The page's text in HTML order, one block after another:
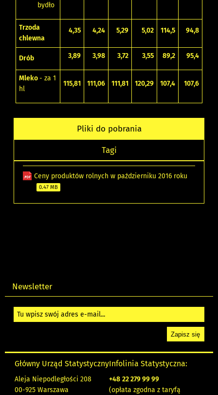
bydło
Trzoda
chlewna
4,35 4,24 5,29 5,02 114,5 94,8
Drób 3,89 3,98 3,72 3,55 89,2 95,4
Mleko- za 1
hl
115,81 111,06 111,81 120,29 107,4 107,6
Pliki do pobrania
Tagi
Ceny produktów rolnych w październiku 2016 roku
0.47 MB
Newsletter
Główny Urząd Statystyczny
Aleja Niepodległości 208
00-925 Warszawa
Infolinia Statystyczna:
+48 22 279 99 99
(opłata zgodna z taryfą